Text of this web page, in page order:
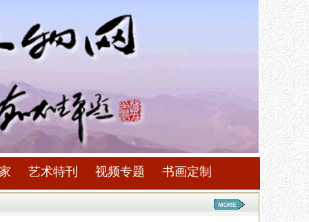
艺术特刊 视频专题 书画定制